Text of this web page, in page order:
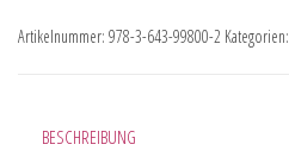
Artikelnummer: 978-3-643-99800-2 Kategorien:
BESCHREIBUNG